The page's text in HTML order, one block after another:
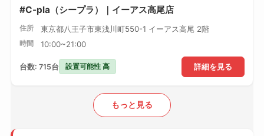
#C-pla（シープラ）｜イーアス高尾店
住所 東京都八王子市東浅川町550-1 イーアス高尾 2階
時間 10:00~21:00
詳細を見る
台数: 715台 設置可能性 高
もっと見る